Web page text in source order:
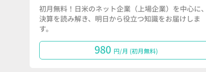
初月無料！日米のネット企業（上場企業）を中心に、
決算を読み解き、明日から役立つ知識をお届けしま
す。
980 円/月 (初月無料)